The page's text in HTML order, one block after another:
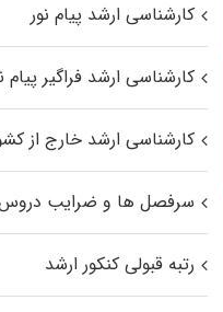
کارشناسی ارشد پیام نور
کارشناسی ارشد فراگیر پیام
کارشناسی ارشد خارج از
سرفصل ها و ضرایب دروس
رتبه قبولی کنکور ارشد